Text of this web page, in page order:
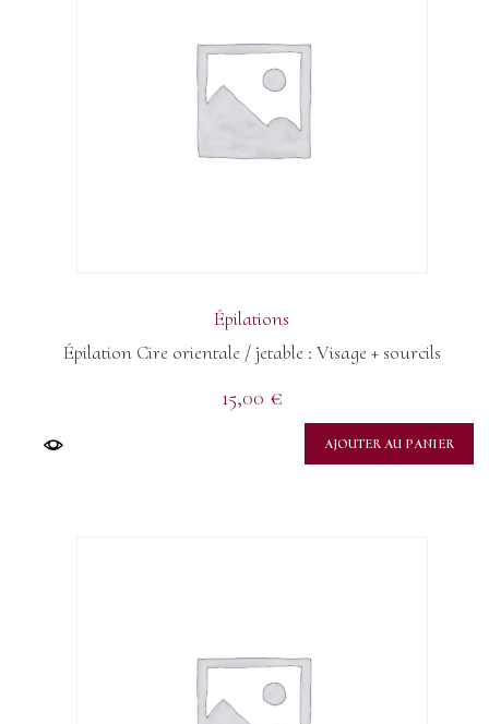
Épilations
Épilation Cire orientale / jetable : Visage + sourcils
15,00 €
AJOUTER AU PANIER